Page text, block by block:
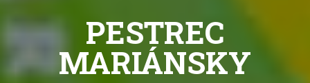
PESTREC
MARIÁNSKY